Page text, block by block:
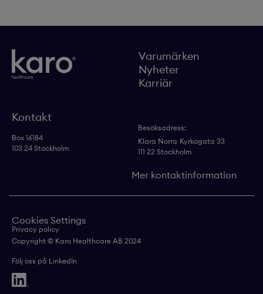
Varumärken
Nyheter
Karriär
Kontakt
Box 16184
103 24 Stockholm
Besöksadress:
Klara Norra Kyrkogata 33
111 22 Stockholm
Mer kontaktinformation
Cookies Settings
Privacy policy
Copyright © Karo Healthcare AB 2024
Följ oss på LinkedIn